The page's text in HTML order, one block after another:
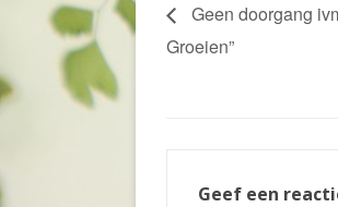
Geen doorgang
Groeien”
Geef een